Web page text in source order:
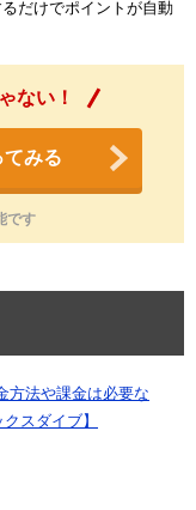
だけでポイントが自動
ない！
みる
です
方法や課金は必要な
スダイブ】